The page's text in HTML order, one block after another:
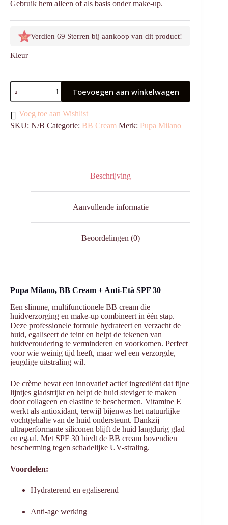
Gebruik hem alleen of als basis onder make-up.
Verdien 69 Sterren bij aankoop van dit product!
Kleur
BB
Cream
+
Anti
Eta
aantal
Toevoegen aan winkelwagen
Voeg toe aan Wishlist
SKU: N/B Categorie: BB Cream Merk: Pupa Milano
Beschrijving
Aanvullende informatie
Beoordelingen (0)
Pupa Milano, BB Cream + Anti-Età SPF 30
Een slimme, multifunctionele BB cream die
huidverzorging en make-up combineert in één stap.
Deze professionele formule hydrateert en verzacht de
huid, egaliseert de teint en helpt de tekenen van
huidveroudering te verminderen en voorkomen. Perfect
voor wie weinig tijd heeft, maar wel een verzorgde,
jeugdige uitstraling wil.
De crème bevat een innovatief actief ingrediënt dat fijne
lijntjes gladstrijkt en helpt de huid steviger te maken
door collageen en elastine te beschermen. Vitamine E
werkt als antioxidant, terwijl bijenwas het natuurlijke
vochtgehalte van de huid ondersteunt. Dankzij
ultraperformante siliconen blijft de huid langdurig glad
en egaal. Met SPF 30 biedt de BB cream bovendien
bescherming tegen schadelijke UV-straling.
Voordelen:
Hydraterend en egaliserend
Anti-age werking